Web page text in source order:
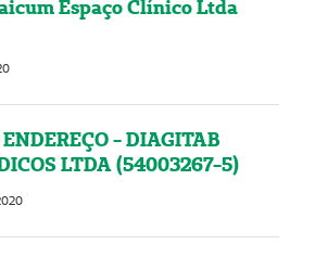
Espaço Clínico Ltda
- DIAGITAB
LTDA (54003267-5)